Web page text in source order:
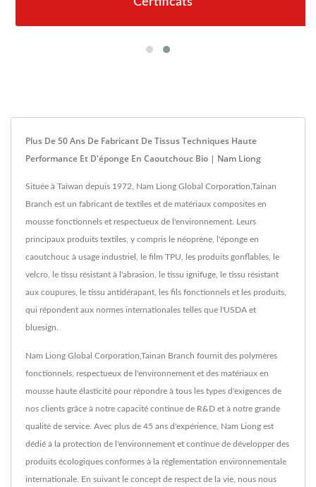
Plus De 50 Ans De Fabricant De Tissus Techniques Haute
Performance Et D'éponge En Caoutchouc Bio | Nam Liong
Située à Taïwan depuis 1972, Nam Liong Global Corporation,Tainan
Branch est un fabricant de textiles et de matériaux composites en
mousse fonctionnels et respectueux de l'environnement. Leurs
principaux produits textiles, y compris le néoprène, l'éponge en
caoutchouc à usage industriel, le film TPU, les produits gonflables, le
velcro, le tissu résistant à l'abrasion, le tissu ignifuge, le tissu résistant
aux coupures, le tissu antidérapant, les fils fonctionnels et les produits,
qui répondent aux normes internationales telles que l'USDA et
bluesign.
Nam Liong Global Corporation,Tainan Branch fournit des polymères
fonctionnels, respectueux de l'environnement et des matériaux en
mousse haute élasticité pour répondre à tous les types d'exigences de
nos clients grâce à notre capacité continue de R&D et à notre grande
qualité de service. Avec plus de 45 ans d'expérience, Nam Liong est
dédié à la protection de l'environnement et continue de développer des
produits écologiques conformes à la réglementation environnementale
internationale. En suivant le concept de respect de la vie, nous nous